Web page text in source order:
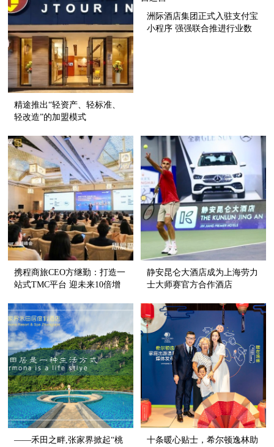
精途推出“轻资产、轻标准、
轻改造”的加盟模式
洲际酒店集团正式入驻支付宝
小程序 强强联合推进行业数
携程商旅CEO方继勤：打造一
站式TMC平台 迎未来10倍增
静安昆仑大酒店成为上海劳力
士大师赛官方合作酒店
——禾田之畔,张家界掀起“桃
十条暖心贴士，希尔顿逸林助